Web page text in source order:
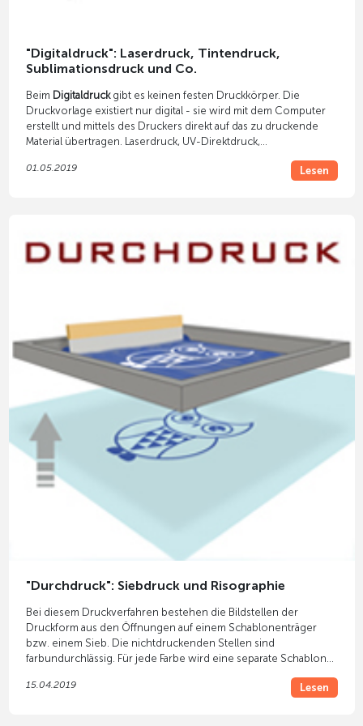
"Digitaldruck": Laserdruck, Tintendruck,
Sublimationsdruck und Co.
Beim Digitaldruckgibt es keinen festen Druckkörper. Die
Druckvorlage existiert nur digital - sie wird mit dem Computer
erstellt und mittels des Druckers direkt auf das zu druckende
Material übertragen. Laserdruck, UV-Direktdruck,
Digitaldruckarten.
01.05.2019 Lesen
"Durchdruck": Siebdruck und Risographie
Bei diesem Druckverfahren bestehen die Bildstellen der
Druckform aus den Öffnungen auf einem Schablonenträger
bzw. einem Sieb. Die nichtdruckenden Stellen sind
farbundurchlässig. Für jede Farbe wird eine separate Schablone
Siebdruckund Risographie.
15.04.2019 Lesen